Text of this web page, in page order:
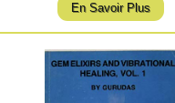
En Savoir Plus